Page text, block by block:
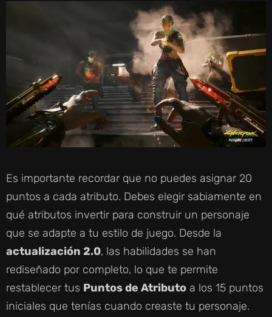
Es importante recordar que no puedes asignar 20
puntos a cada atributo. Debes elegir sabiamente en
qué atributos invertir para construir un personaje
que se adapte a tu estilo de juego. Desde la
actualización 2.0, las habilidades se han
rediseñado por completo, lo que te permite
restablecer tus Puntos de Atributo a los 15 puntos
iniciales que tenías cuando creaste tu personaje.